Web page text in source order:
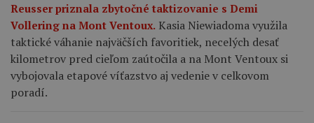
Reusser priznala zbytočné taktizovanie s Demi
Vollering na Mont Ventoux. Kasia Niewiadoma využila
taktické váhanie najväčších favoritiek, necelých desať
kilometrov pred cieľom zaútočila a na Mont Ventoux si
vybojovala etapové víťazstvo aj vedenie v celkovom
poradí.